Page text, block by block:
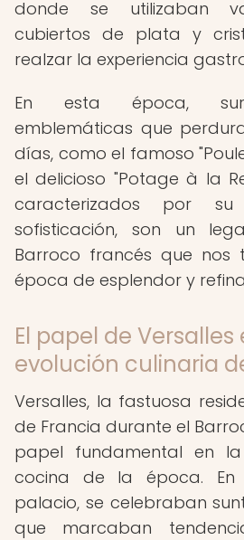
donde se utilizaban
cubiertos de plata y
realzar la experiencia
En esta época,
emblemáticas que
días, como el famoso
el delicioso "Potage à la
caracterizados por
sofisticación, son un
Barroco francés que nos
época de esplendor y
El papel de Versalles
evolución culinaria
Versalles, la fastuosa
de Francia durante el
papel fundamental en
cocina de la época. En
palacio, se celebraban
que marcaban